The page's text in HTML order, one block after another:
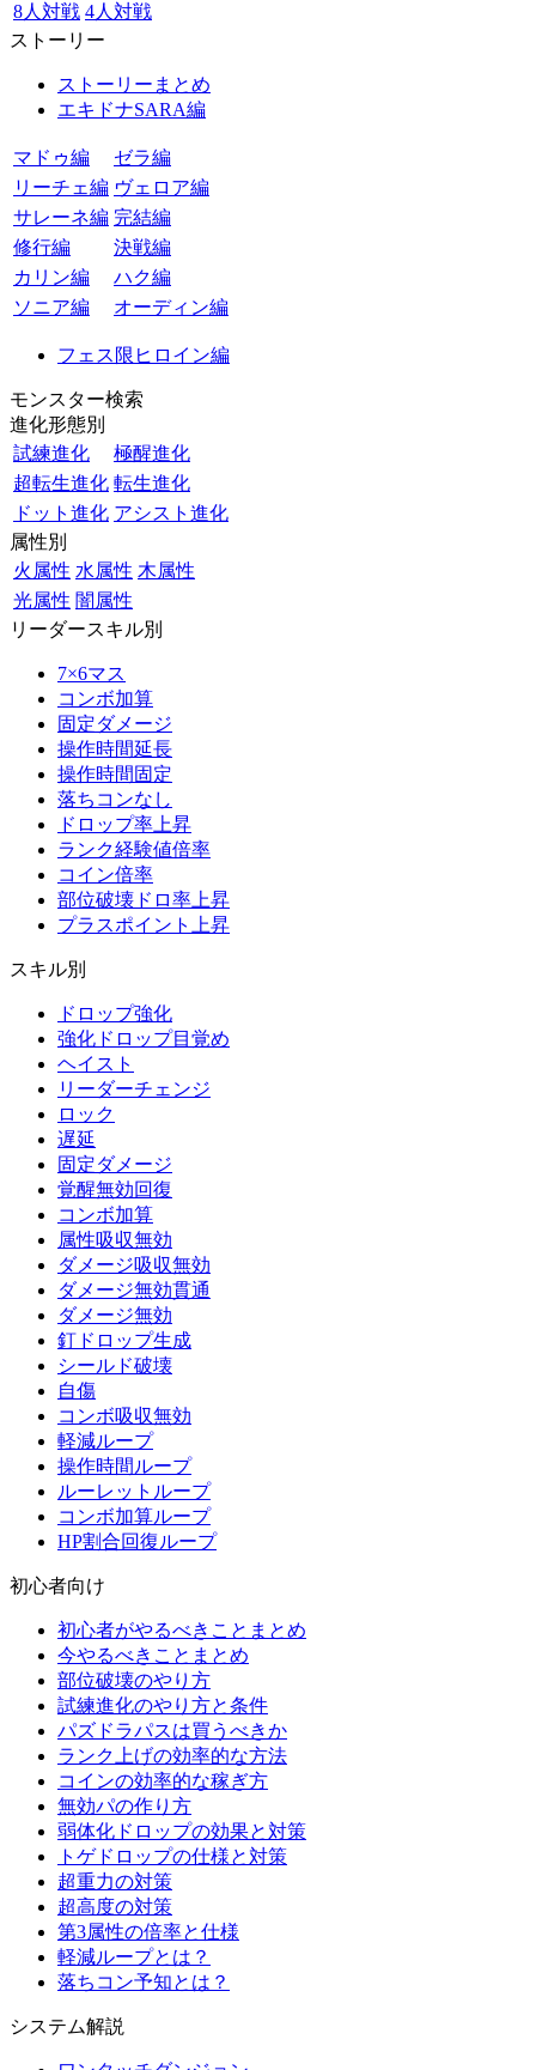
8人対戦 4人対戦
ストーリー
ストーリーまとめ
エキドナSARA編
マドゥ編
ゼラ編
リーチェ編 ヴェロア編
サレーネ編 完結編
修行編
決戦編
カリン編
ハク編
ソニア編
オーディン編
フェス限ヒロイン編
モンスター検索
進化形態別
試練進化
極醒進化
超転生進化 転生進化
ドット進化 アシスト進化
属性別
火属性 水属性 木属性
光属性 闇属性
リーダースキル別
7×6マス
コンボ加算
固定ダメージ
操作時間延長
操作時間固定
落ちコンなし
ドロップ率上昇
ランク経験値倍率
コイン倍率
部位破壊ドロ率上昇
プラスポイント上昇
スキル別
ドロップ強化
強化ドロップ目覚め
ヘイスト
リーダーチェンジ
ロック
遅延
固定ダメージ
覚醒無効回復
コンボ加算
属性吸収無効
ダメージ吸収無効
ダメージ無効貫通
ダメージ無効
釘ドロップ生成
シールド破壊
自傷
コンボ吸収無効
軽減ループ
操作時間ループ
ルーレットループ
コンボ加算ループ
HP割合回復ループ
初心者向け
初心者がやるべきことまとめ
今やるべきことまとめ
部位破壊のやり方
試練進化のやり方と条件
パズドラパスは買うべきか
ランク上げの効率的な方法
コインの効率的な稼ぎ方
無効パの作り方
弱体化ドロップの効果と対策
トゲドロップの仕様と対策
超重力の対策
超高度の対策
第3属性の倍率と仕様
軽減ループとは？
落ちコン予知とは？
システム解説